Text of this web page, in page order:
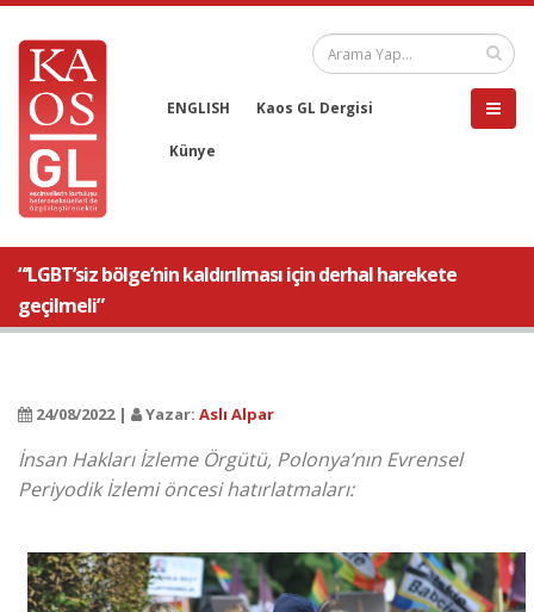
ENGLISH Kaos GL Dergisi
Künye
“‘LGBT’siz bölge’nin kaldırılması için derhal harekete
geçilmeli”
24/08/2022 | Yazar: Aslı Alpar
İnsan Hakları İzleme Örgütü, Polonya’nın Evrensel
Periyodik İzlemi öncesi hatırlatmaları: